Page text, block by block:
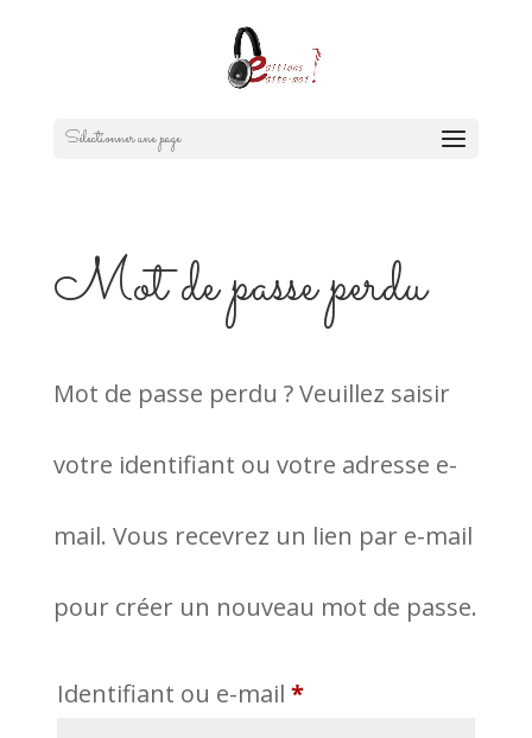
Sélectionner une page
Mot de passe perdu
Mot de passe perdu ? Veuillez saisir
votre identifiant ou votre adresse e-
mail. Vous recevrez un lien par e-mail
pour créer un nouveau mot de passe.
Identifiant ou e-mail *Obligatoire